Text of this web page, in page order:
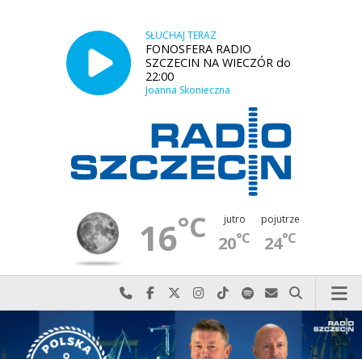
SŁUCHAJ TERAZ
FONOSFERA RADIO
SZCZECIN NA WIECZÓR do
22:00
Joanna Skonieczna
16°C jutro
20°C
pojutrze
24°C
Najlepiej po prostu do nas zadzwoń
Odwiedź nas na Facebook-u
Odwiedź nas na X
Odwiedź nas na Instagram-ie
Odwiedź nas na TikTok-u
Szukaj nas na Spotify
Wyślij do nas
Szukaj